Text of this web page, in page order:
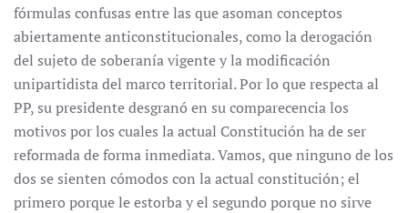
fórmulas confusas entre las que asoman conceptos
abiertamente anticonstitucionales, como la derogación
del sujeto de soberanía vigente y la modificación
unipartidista del marco territorial. Por lo que respecta al
PP, su presidente desgranó en su comparecencia los
motivos por los cuales la actual Constitución ha de ser
reformada de forma inmediata. Vamos, que ninguno de los
dos se sienten cómodos con la actual constitución; el
primero porque le estorba y el segundo porque no sirve